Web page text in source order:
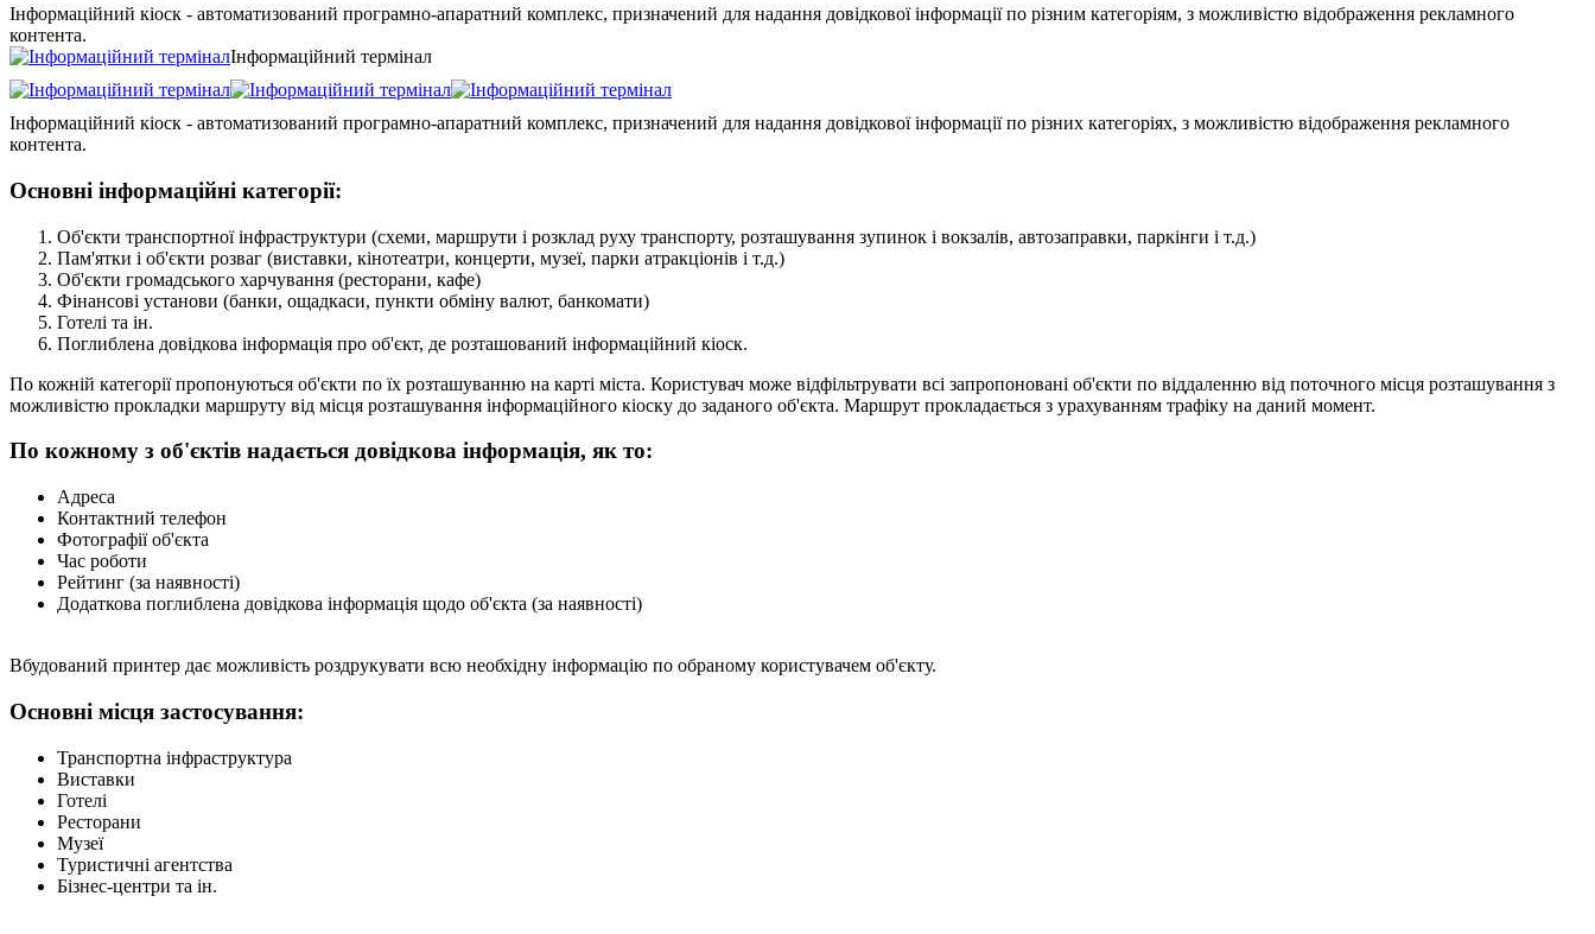
Інформаційний кіоск - автоматизований програмно-апаратний комплекс, призначений для надання довідкової інформації по різним категоріям, з можливістю відображення рекламного
контента.
Інформаційний термінал
Інформаційний кіоск - автоматизований програмно-апаратний комплекс, призначений для надання довідкової інформації по різних категоріях, з можливістю відображення рекламного
контента.
Основні інформаційні категорії:
Об'єкти транспортної інфраструктури (схеми, маршрути і розклад руху транспорту, розташування зупинок і вокзалів, автозаправки, паркінги і т.д.)
Пам'ятки і об'єкти розваг (виставки, кінотеатри, концерти, музеї, парки атракціонів і т.д.)
Об'єкти громадського харчування (ресторани, кафе)
Фінансові установи (банки, ощадкаси, пункти обміну валют, банкомати)
Готелі та ін.
Поглиблена довідкова інформація про об'єкт, де розташований інформаційний кіоск.
По кожній категорії пропонуються об'єкти по їх розташуванню на карті міста. Користувач може відфільтрувати всі запропоновані об'єкти по віддаленню від поточного місця розташування з
можливістю прокладки маршруту від місця розташування інформаційного кіоску до заданого об'єкта. Маршрут прокладається з урахуванням трафіку на даний момент.
По кожному з об'єктів надається довідкова інформація, як то:
Адреса
Контактний телефон
Фотографії об'єкта
Час роботи
Рейтинг (за наявності)
Додаткова поглиблена довідкова інформація щодо об'єкта (за наявності)
Вбудований принтер дає можливість роздрукувати всю необхідну інформацію по обраному користувачем об'єкту.
Основні місця застосування:
Транспортна інфраструктура
Виставки
Готелі
Ресторани
Музеї
Туристичні агентства
Бізнес-центри та ін.